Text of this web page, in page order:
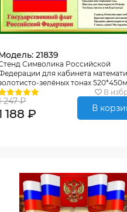
21839
Символика Российской
для кабинета
зелёных тонах
В
247 ₽
188 ₽ В